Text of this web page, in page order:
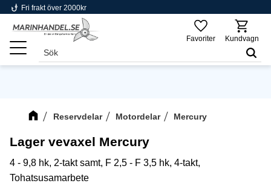
Meny
phishing Fri frakt över 2000kr
Favoriter Kundvagn
Reservdelar Motordelar Mercury
Lager vevaxel Mercury
4 - 9,8 hk, 2-takt samt, F 2,5 - F 3,5 hk, 4-takt,
Tohatsusamarbete